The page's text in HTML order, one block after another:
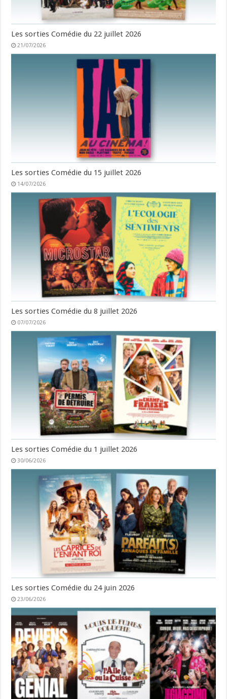
Les sorties Comédie du 22 juillet 2026
21/07/2026
Les sorties Comédie du 15 juillet 2026
14/07/2026
Les sorties Comédie du 8 juillet 2026
07/07/2026
Les sorties Comédie du 1 juillet 2026
30/06/2026
Les sorties Comédie du 24 juin 2026
23/06/2026